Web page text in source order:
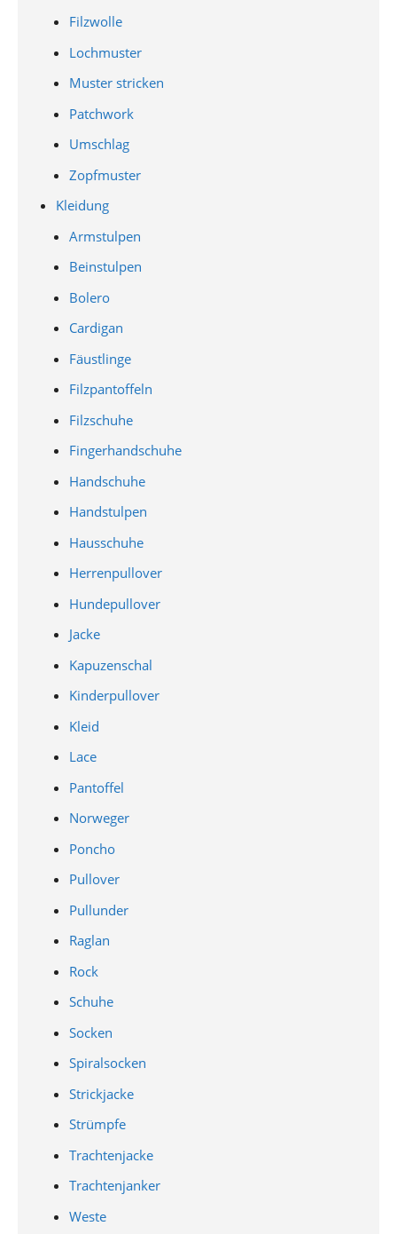
Filzwolle
Lochmuster
Muster stricken
Patchwork
Umschlag
Zopfmuster
Kleidung
Armstulpen
Beinstulpen
Bolero
Cardigan
Fäustlinge
Filzpantoffeln
Filzschuhe
Fingerhandschuhe
Handschuhe
Handstulpen
Hausschuhe
Herrenpullover
Hundepullover
Jacke
Kapuzenschal
Kinderpullover
Kleid
Lace
Pantoffel
Norweger
Poncho
Pullover
Pullunder
Raglan
Rock
Schuhe
Socken
Spiralsocken
Strickjacke
Strümpfe
Trachtenjacke
Trachtenjanker
Weste